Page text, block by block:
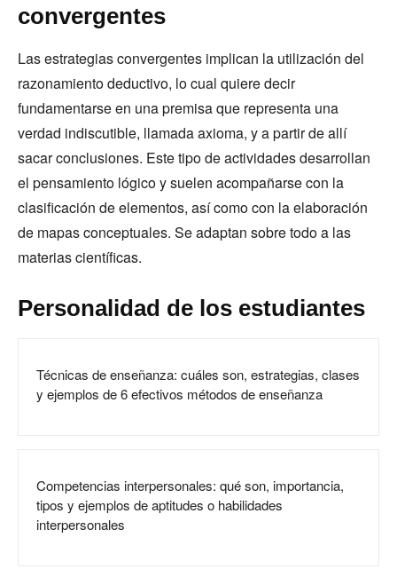
convergentes
Las estrategias convergentes implican la utilización del
razonamiento deductivo, lo cual quiere decir
fundamentarse en una premisa que representa una
verdad indiscutible, llamada axioma, y a partir de allí
sacar conclusiones. Este tipo de actividades desarrollan
el pensamiento lógico y suelen acompañarse con la
clasificación de elementos, así como con la elaboración
de mapas conceptuales. Se adaptan sobre todo a las
materias científicas.
Personalidad de los estudiantes
Técnicas de enseñanza: cuáles son, estrategias, clases
y ejemplos de 6 efectivos métodos de enseñanza
Competencias interpersonales: qué son, importancia,
tipos y ejemplos de aptitudes o habilidades
interpersonales